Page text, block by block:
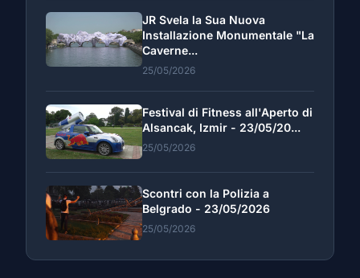
JR Svela la Sua Nuova
Installazione Monumentale "La
Caverne...
25/05/2026
Festival di Fitness all'Aperto di
Alsancak, Izmir - 23/05/20...
25/05/2026
Scontri con la Polizia a
Belgrado - 23/05/2026
25/05/2026